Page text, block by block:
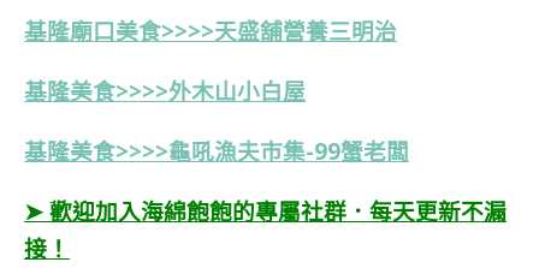
基隆廟口美食>>>>天盛舖營養三明治
基隆美食>>>>外木山小白屋
基隆美食>>>>龜吼漁夫市集-99蟹老闆
➤ 歡迎加入海綿飽飽的專屬社群．每天更新不漏
接！